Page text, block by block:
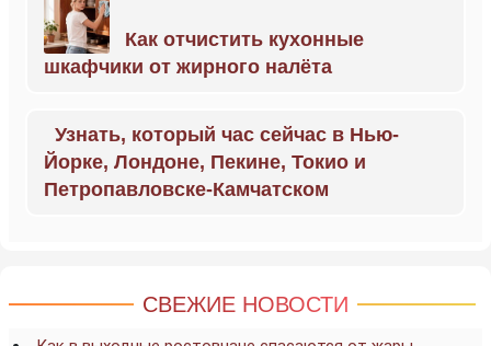
Как отчистить кухонные
шкафчики от жирного налёта
Узнать, который час сейчас в Нью-
Йорке, Лондоне, Пекине, Токио и
Петропавловске-Камчатском
СВЕЖИЕ НОВОСТИ